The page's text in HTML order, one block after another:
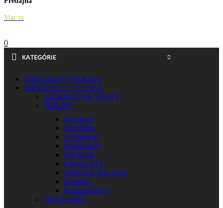
Viac tu
0
KATEGÓRIE
DARČEKOVÉ POUKAZY
OBLEČENIE A VÝSTROJ
AIRBAGOVÉ VESTY
PRILBY
Otvorené
Integrálne
Vyklápacie
Preklápacie
Off Road
Enduro/ATV
Náhradné sklá-plexi
Doplnky
Komunikátory
OKULIARE